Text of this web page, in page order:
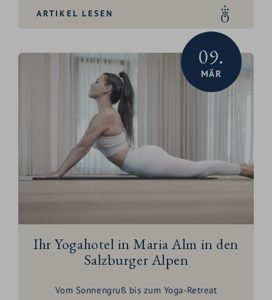
ARTIKEL LESEN
09.
MÄR
Ihr Yogahotel in Maria Alm in den
Salzburger Alpen
Vom Sonnengruß bis zum Yoga-Retreat